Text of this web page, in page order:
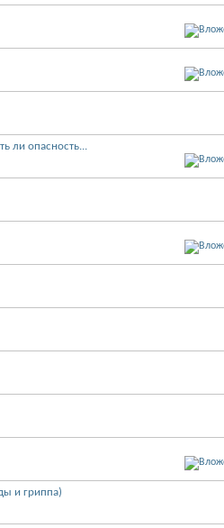
ли опасность...
и гриппа)